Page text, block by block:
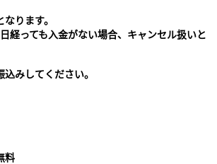
ります。
経っても入金がない場合、キャンセル扱いと
みしてください。
料